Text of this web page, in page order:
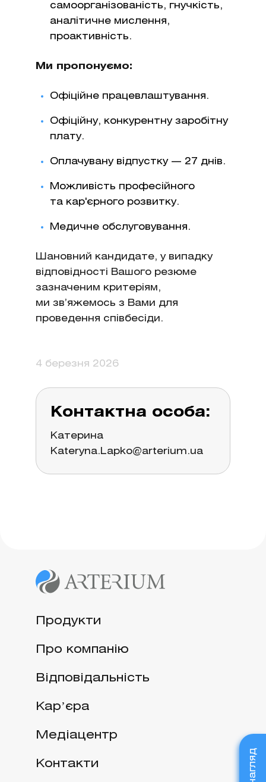
самоорганізованість, гнучкість,
аналітичне мислення,
проактивність.
Ми пропонуємо:
Офіційне працевлаштування.
Офіційну, конкурентну заробітну
плату.
Оплачувану відпустку — 27 днів.
Можливість професійного
та кар'єрного розвитку.
Медичне обслуговування.
Шановний кандидате, у випадку
відповідності Вашого резюме
зазначеним критеріям,
ми зв’яжемось з Вами для
проведення співбесіди.
4 березня 2026
Контактна особа:
Катерина
Kateryna.Lapko@arterium.ua
Продукти
Про компанію
Відповідальність
Карʼєра
Медіацентр
Контакти